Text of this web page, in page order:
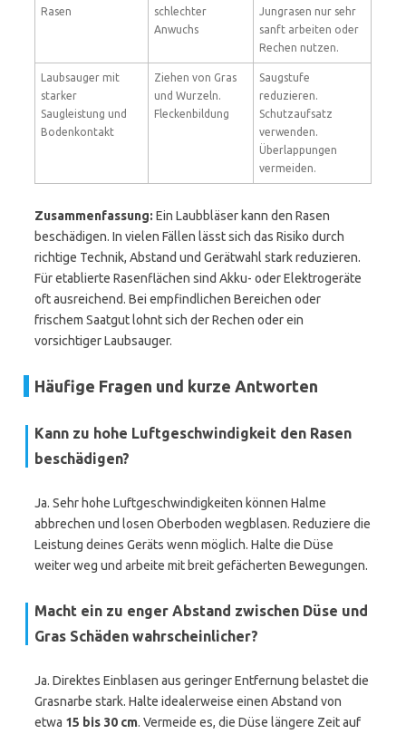
Rasen
schlechter
Anwuchs
Jungrasen nur sehr
sanft arbeiten oder
Rechen nutzen.
Laubsauger mit
starker
Saugleistung und
Bodenkontakt
Ziehen von Gras
und Wurzeln.
Fleckenbildung
Saugstufe
reduzieren.
Schutzaufsatz
verwenden.
Überlappungen
vermeiden.
Zusammenfassung: Ein Laubbläser kann den Rasen
beschädigen. In vielen Fällen lässt sich das Risiko durch
richtige Technik, Abstand und Gerätwahl stark reduzieren.
Für etablierte Rasenflächen sind Akku- oder Elektrogeräte
oft ausreichend. Bei empfindlichen Bereichen oder
frischem Saatgut lohnt sich der Rechen oder ein
vorsichtiger Laubsauger.
Häufige Fragen und kurze Antworten
Kann zu hohe Luftgeschwindigkeit den Rasen
beschädigen?
Ja. Sehr hohe Luftgeschwindigkeiten können Halme
abbrechen und losen Oberboden wegblasen. Reduziere die
Leistung deines Geräts wenn möglich. Halte die Düse
weiter weg und arbeite mit breit gefächerten Bewegungen.
Macht ein zu enger Abstand zwischen Düse und
Gras Schäden wahrscheinlicher?
Ja. Direktes Einblasen aus geringer Entfernung belastet die
Grasnarbe stark. Halte idealerweise einen Abstand von
etwa 15 bis 30 cm. Vermeide es, die Düse längere Zeit auf